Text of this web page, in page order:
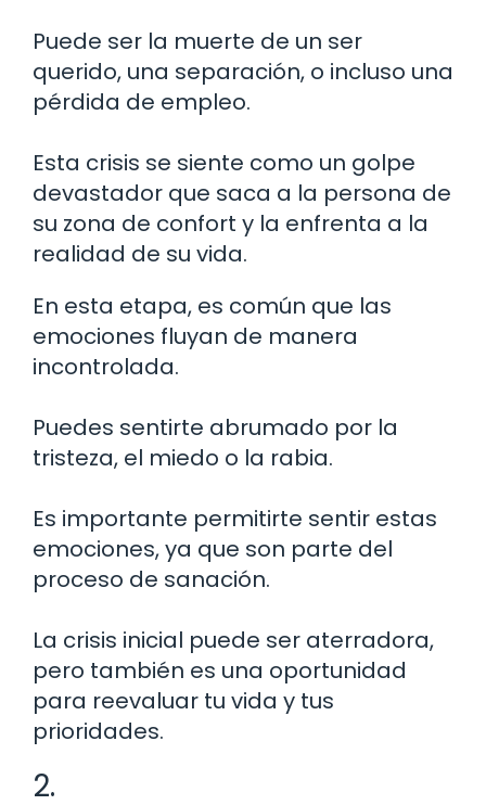
Puede ser la muerte de un ser
querido, una separación, o incluso una
pérdida de empleo.
Esta crisis se siente como un golpe
devastador que saca a la persona de
su zona de confort y la enfrenta a la
realidad de su vida.
En esta etapa, es común que las
emociones fluyan de manera
incontrolada.
Puedes sentirte abrumado por la
tristeza, el miedo o la rabia.
Es importante permitirte sentir estas
emociones, ya que son parte del
proceso de sanación.
La crisis inicial puede ser aterradora,
pero también es una oportunidad
para reevaluar tu vida y tus
prioridades.
2.